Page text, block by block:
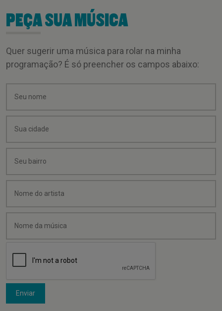
PEÇA SUA MÚSICA
Quer sugerir uma música para rolar na minha
programação? É só preencher os campos abaixo:
Enviar